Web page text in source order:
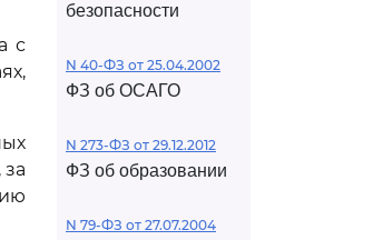
с
безопасности
N 40-ФЗ от 25.04.2002
ФЗ об ОСАГО
N 273-ФЗ от 29.12.2012
ФЗ об образовании
N 79-ФЗ от 27.07.2004